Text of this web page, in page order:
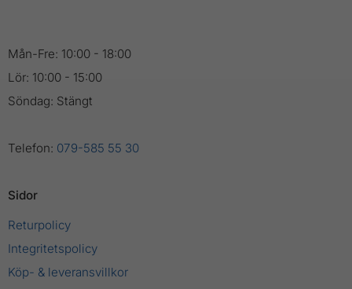
Mån-Fre: 10:00 - 18:00
Lör: 10:00 - 15:00
Söndag: Stängt
Telefon: 079-585 55 30
Sidor
Returpolicy
Integritetspolicy
Köp- & leveransvillkor